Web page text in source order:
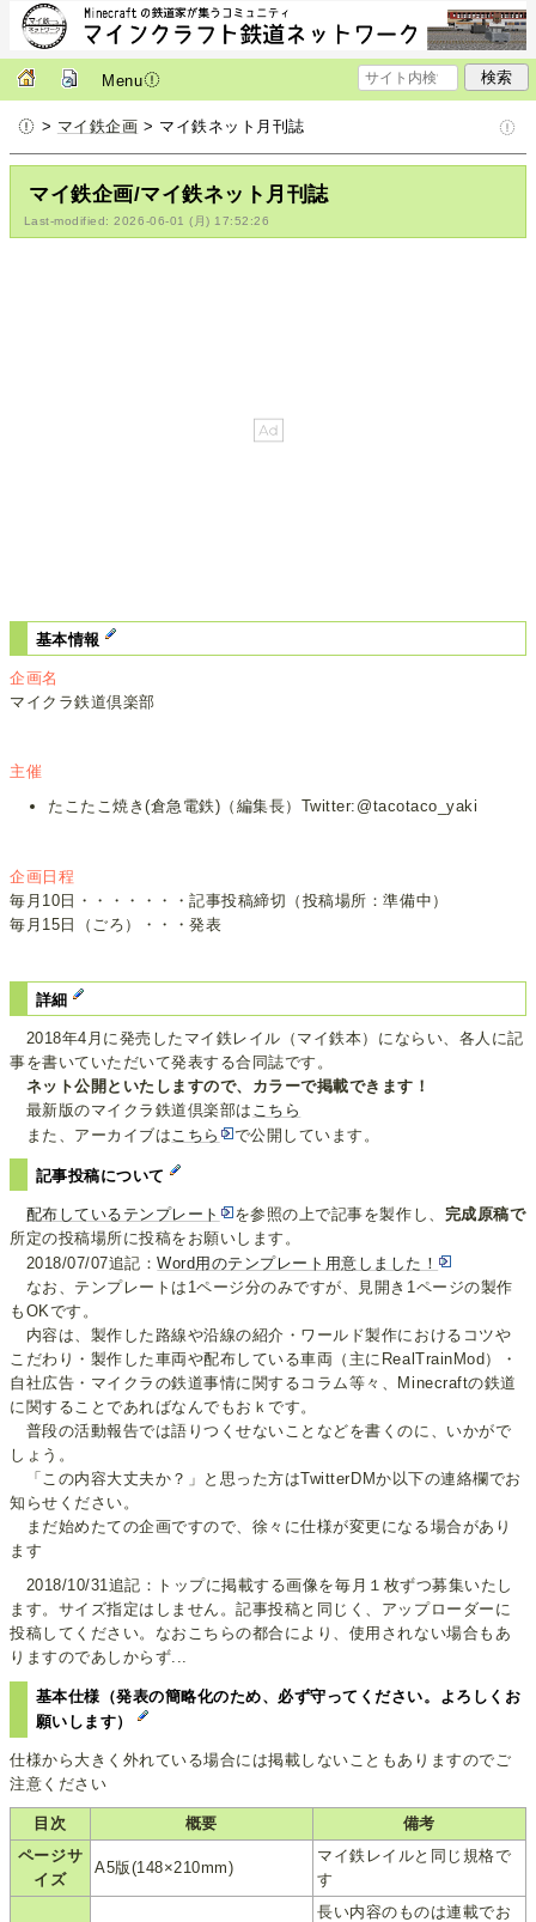
Menu
> マイ鉄企画 > マイ鉄ネット月刊誌
マイ鉄企画/マイ鉄ネット月刊誌
Last-modified: 2026-06-01 (月) 17:52:26
基本情報
企画名
マイクラ鉄道倶楽部
主催
たこたこ焼き(倉急電鉄)（編集長）Twitter:@tacotaco_yaki
企画日程
毎月10日・・・・・・・記事投稿締切（投稿場所：準備中）
毎月15日（ごろ）・・・発表
詳細
2018年4月に発売したマイ鉄レイル（マイ鉄本）にならい、各人に記
事を書いていただいて発表する合同誌です。
ネット公開といたしますので、カラーで掲載できます！
最新版のマイクラ鉄道倶楽部は こちら
また、アーカイブは こちら で公開しています。
記事投稿について
配布しているテンプレート を参照の上で記事を製作し、 完成原稿で
所定の投稿場所に投稿をお願いします。
2018/07/07追記：Word用のテンプレート用意しました！
なお、テンプレートは1ページ分のみですが、見開き1ページの製作
もOKです。
内容は、製作した路線や沿線の紹介・ワールド製作におけるコツや
こだわり・製作した車両や配布している車両（主にRealTrainMod）・
自社広告・マイクラの鉄道事情に関するコラム等々、Minecraftの鉄道
に関することであればなんでもおｋです。
普段の活動報告では語りつくせないことなどを書くのに、いかがで
しょう。
「この内容大丈夫か？」と思った方はTwitterDMか以下の連絡欄でお
知らせください。
まだ始めたての企画ですので、徐々に仕様が変更になる場合があり
ます
2018/10/31追記：トップに掲載する画像を毎月１枚ずつ募集いたし
ます。サイズ指定はしません。記事投稿と同じく、アップローダーに
投稿してください。なおこちらの都合により、使用されない場合もあ
りますのであしからず...
基本仕様（発表の簡略化のため、必ず守ってください。よろしくお
願いします）
仕様から大きく外れている場合には掲載しないこともありますのでご
注意ください
目次 概要
備考
ページサ
イズ
A5版(148×210mm)
マイ鉄レイルと同じ規格で
す
長い内容のものは連載でお